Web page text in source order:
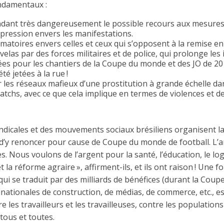
:
très dangereusement le possible recours aux
envers les manifestations.
envers celles et ceux qui s’opposent à la remise
par des forces militaires et de police, qui prolonge
pour les chantiers de la Coupe du monde et des JO de
jetées à la rue !
réseaux mafieux d’une prostitution à grande échelle
avec ce que cela implique en termes de violences et
et des mouvements sociaux brésiliens organisent
renoncer pour cause de Coupe du monde de football.
Nous voulons de l’argent pour la santé, l’éducation, le
la réforme agraire », affirment-ils, et ils ont raison ! Une
se traduit par des milliards de bénéfices (durant la
de construction, de médias, de commerce, etc.,
les travailleurs et les travailleuses, contre les
et toutes.